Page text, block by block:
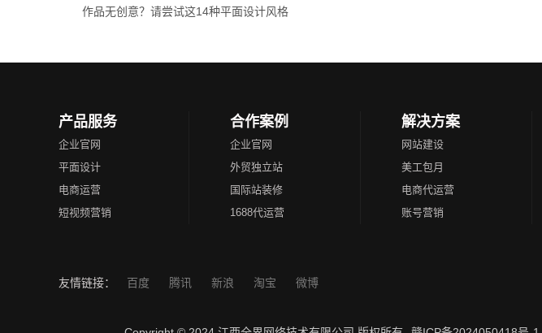
作品无创意？请尝试这14种平面设计风格
产品服务
企业官网
平面设计
电商运营
短视频营销
合作案例
企业官网
外贸独立站
国际站装修
1688代运营
解决方案
网站建设
美工包月
电商代运营
账号营销
友情链接： 百度 腾讯 新浪 淘宝 微博